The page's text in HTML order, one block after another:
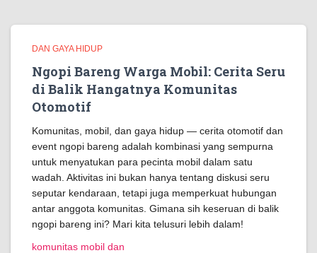
DAN GAYA HIDUP
Ngopi Bareng Warga Mobil: Cerita Seru
di Balik Hangatnya Komunitas
Otomotif
Komunitas, mobil, dan gaya hidup — cerita otomotif dan
event ngopi bareng adalah kombinasi yang sempurna
untuk menyatukan para pecinta mobil dalam satu
wadah. Aktivitas ini bukan hanya tentang diskusi seru
seputar kendaraan, tetapi juga memperkuat hubungan
antar anggota komunitas. Gimana sih keseruan di balik
ngopi bareng ini? Mari kita telusuri lebih dalam!
komunitas mobil dan